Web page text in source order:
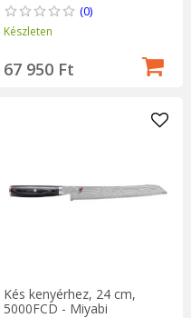
(0)
Készleten
67 950 Ft
Kés kenyérhez, 24 cm,
5000FCD - Miyabi